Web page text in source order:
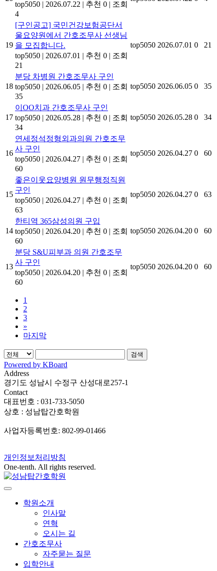
top5050 | 2026.07.22 | 추천 0 | 조회
4
19
[구인공고] 국민건강보험공단서
울요양원에서 간호조무사 선생님
을 모집합니다.
top5050 | 2026.07.01 | 추천 0 | 조회
21
top5050 2026.07.01 0 21
18
분당 차병원 간호조무사 구인
top5050 | 2026.06.05 | 추천 0 | 조회
35
top5050 2026.06.05 0 35
17
이OO치과 간호조무사 구인
top5050 | 2026.05.28 | 추천 0 | 조회
34
top5050 2026.05.28 0 34
16
연세정석정형외과의원 간호조무
사 구인
top5050 | 2026.04.27 | 추천 0 | 조회
60
top5050 2026.04.27 0 60
15
좋은이웃요양병원 원무행정직원
구인
top5050 | 2026.04.27 | 추천 0 | 조회
63
top5050 2026.04.27 0 63
14
한티역 365삼성의원 구입
top5050 | 2026.04.20 | 추천 0 | 조회
60
top5050 2026.04.20 0 60
13
분당 S&U피부과 의원 간호조무
사 구인
top5050 | 2026.04.20 | 추천 0 | 조회
60
top5050 2026.04.20 0 60
1
2
3
»
마지막
검색
Powered by KBoard
Address
경기도 성남시 수정구 산성대로257-1
Contact
대표번호 : 031-733-5050
상호 : 성남탑간호학원
사업자등록번호: 802-99-01466
개인정보처리방침
One-tenth. All rights reserved.
학원소개
인사말
연혁
오시는 길
간호조무사
자주묻는 질문
입학안내